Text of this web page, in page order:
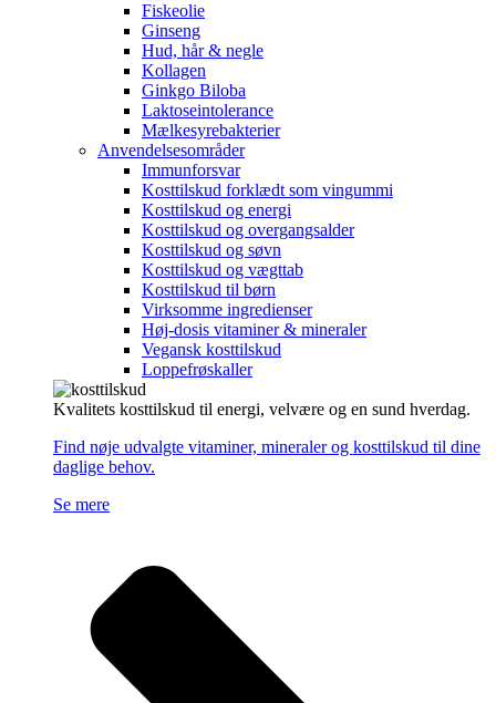
Fiskeolie
Ginseng
Hud, hår & negle
Kollagen
Ginkgo Biloba
Laktoseintolerance
Mælkesyrebakterier
Anvendelsesområder
Immunforsvar
Kosttilskud forklædt som vingummi
Kosttilskud og energi
Kosttilskud og overgangsalder
Kosttilskud og søvn
Kosttilskud og vægttab
Kosttilskud til børn
Virksomme ingredienser
Høj-dosis vitaminer & mineraler
Vegansk kosttilskud
Loppefrøskaller
Kvalitets kosttilskud til energi, velvære og en sund hverdag.
Find nøje udvalgte vitaminer, mineraler og kosttilskud til dine
daglige behov.
Se mere